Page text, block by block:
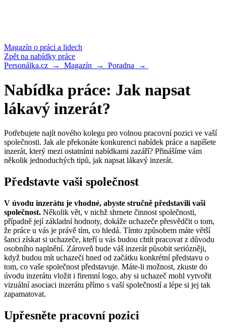
Magazín o práci a lidech
Zpět na nabídky práce
Personálka.cz → Magazín → Poradna →
Nabídka práce: Jak napsat
lákavý inzerát?
Potřebujete najít nového kolegu pro volnou pracovní pozici ve vaší
společnosti. Jak ale překonáte konkurenci nabídek práce a napíšete
inzerát, který mezi ostatními nabídkami zazáří? Přinášíme vám
několik jednoduchých tipů, jak napsat lákavý inzerát.
Představte vaši společnost
V úvodu inzerátu je vhodné, abyste stručně představili vaši
společnost. Několik vět, v nichž shrnete činnost společnosti,
případně její základní hodnoty, dokáže uchazeče přesvědčit o tom,
že práce u vás je právě tím, co hledá. Tímto způsobem máte větší
šanci získat si uchazeče, kteří u vás budou chtít pracovat z důvodu
osobního naplnění. Zároveň bude váš inzerát působit seriózněji,
když budou mít uchazeči hned od začátku konkrétní představu o
tom, co vaše společnost představuje. Máte-li možnost, zkuste do
úvodu inzerátu vložit i firemní logo, aby si uchazeč mohl vytvořit
vizuální asociaci inzerátu přímo s vaší společností a lépe si jej tak
zapamatovat.
Upřesněte pracovní pozici